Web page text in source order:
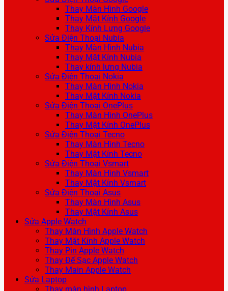
Thay Màn Hình Google
Thay Mặt Kính Google
Thay Kính Lưng Google
Sửa Điện Thoại Nubia
Thay Màn Hình Nubia
Thay Mặt Kính Nubia
Thay kính lưng Nubia
Sửa Điện Thoại Nokia
Thay Màn Hình Nokia
Thay Mặt Kính Nokia
Sửa Điện Thoại OnePlus
Thay Màn Hình OnePlus
Thay Mặt Kính OnePlus
Sửa Điện Thoại Tecno
Thay Màn Hình Tecno
Thay Mặt Kính Tecno
Sửa Điện Thoại Vsmart
Thay Màn Hình Vsmart
Thay Mặt Kính Vsmart
Sửa Điện Thoại Asus
Thay Màn Hình Asus
Thay Mặt Kính Asus
Sửa Apple Watch
Thay Màn Hình Apple Watch
Thay Mặt Kính Apple Watch
Thay Pin Apple Watch
Thay Đế Sạc Apple Watch
Thay Main Apple Watch
Sửa Laptop